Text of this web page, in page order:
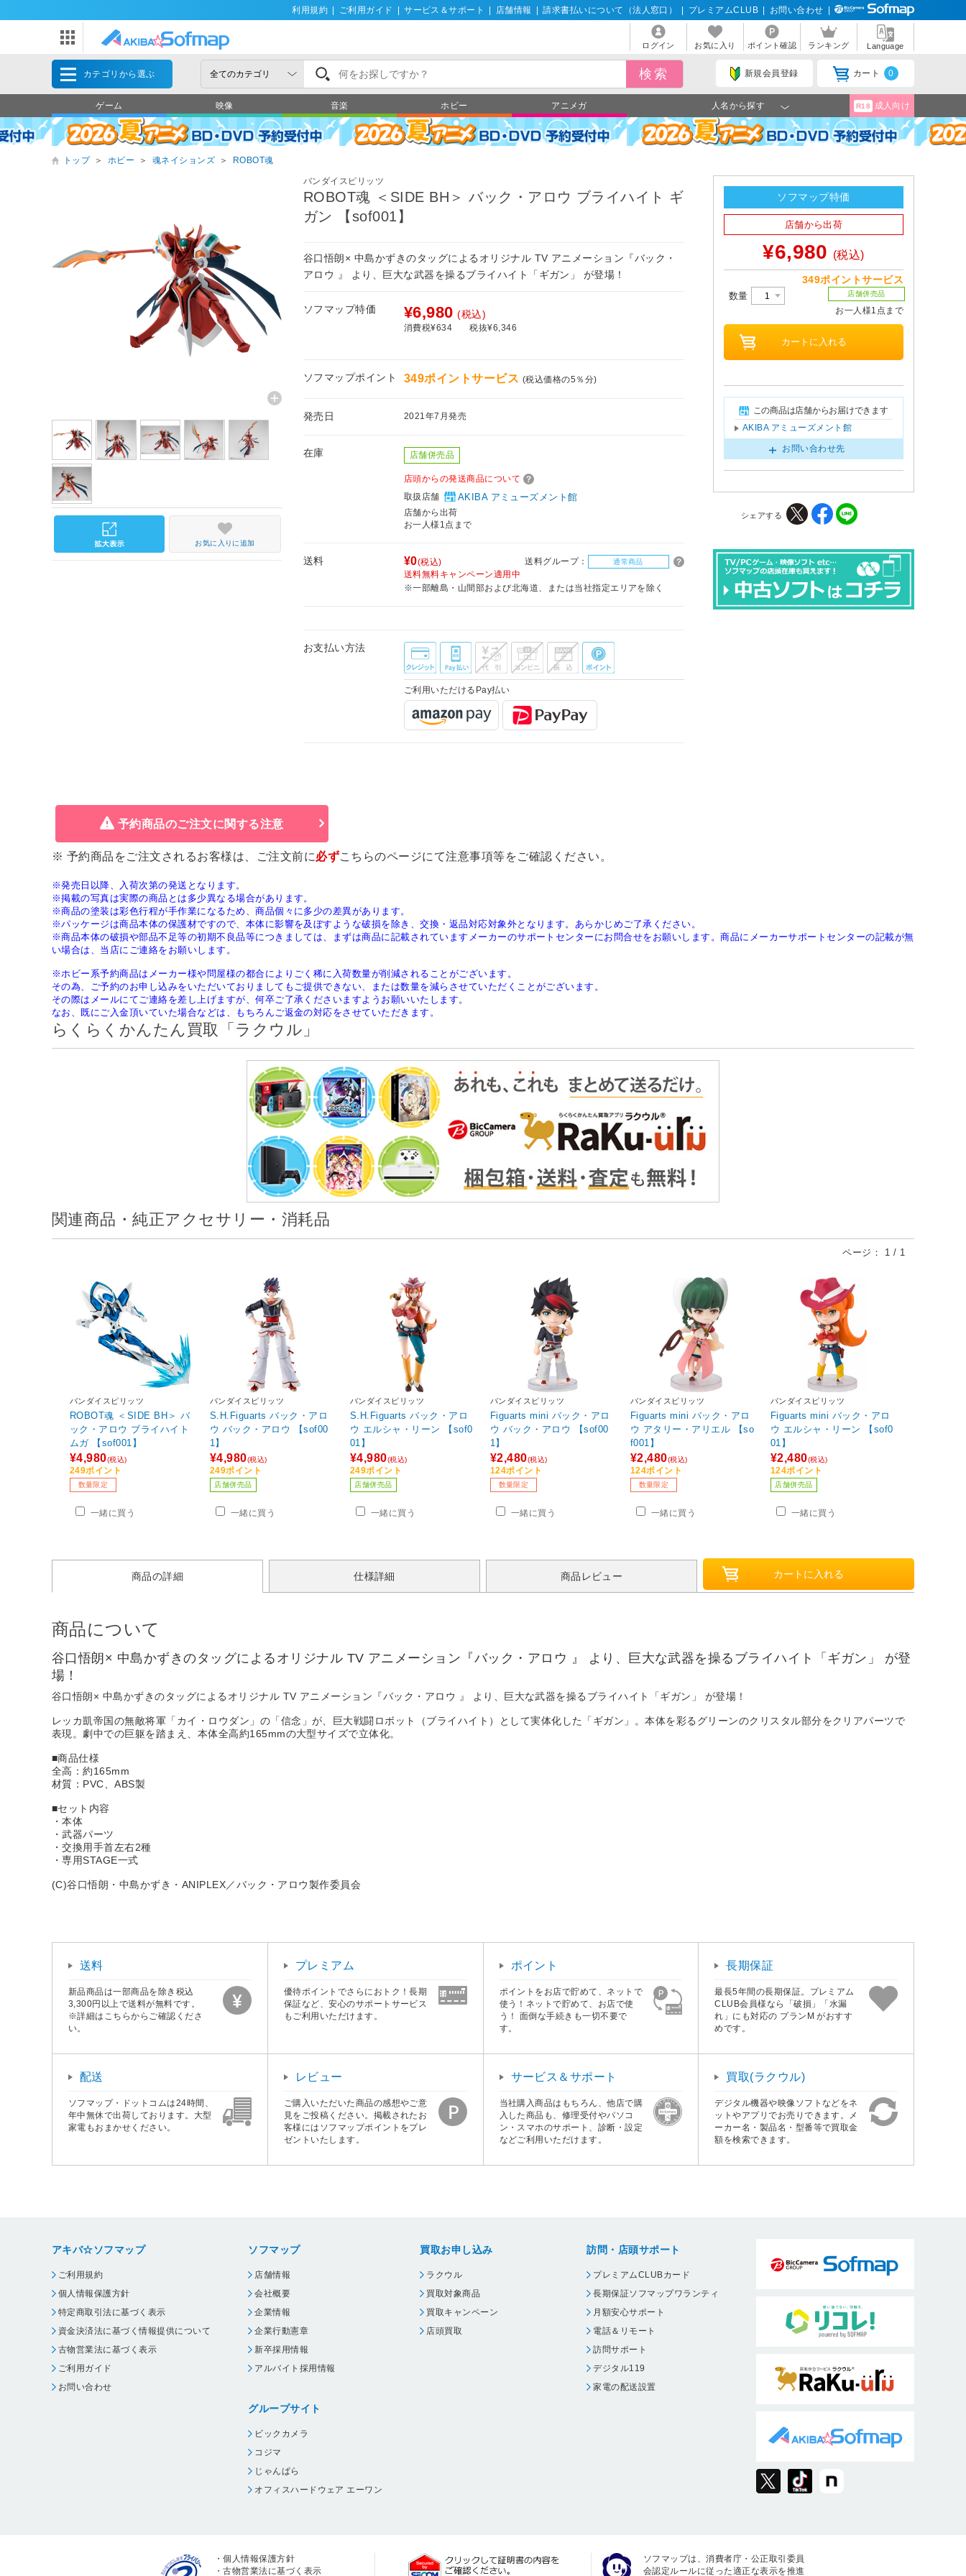
利用規約 ご利用ガイド サービス＆サポート 店舗情報 請求書払いについて（法人窓口） プレミアムCLUB お問い合わせ
ログイン お気に入り ポイント確認 ランキング Language
カテゴリから選ぶ 新規会員登録 カート 0
ゲーム 映像 音楽 ホビー アニメガ 人名から探す R18 成人向け
トップ ＞ ホビー ＞ 魂ネイションズ ＞ ROBOT魂
バンダイスピリッツ
ROBOT魂 ＜SIDE BH＞ バック・アロウ ブライハイト ギ
ガン 【sof001】
谷口悟朗× 中島かずきのタッグによるオリジナル TV アニメーション『バック・
アロウ 』 より、巨大な武器を操るブライハイト「ギガン」 が登場！
ソフマップ特価 ¥6,980 (税込)
消費税¥634 税抜¥6,346
ソフマップポイント 349ポイントサービス (税込価格の5％分)
発売日 2021年7月発売
在庫 店舗併売品
店頭からの発送商品について
取扱店舗
AKIBA アミューズメント館
店舗から出荷
お一人様1点まで
送料 ¥0(税込) 送料グループ： 通常商品
送料無料キャンペーン適用中
※一部離島・山間部および北海道、または当社指定エリアを除く
お支払い方法
ご利用いただけるPay払い
お気に入りに追加
ソフマップ特価
店舗から出荷
¥6,980 (税込)
349ポイントサービス
数量 店舗併売品
お一人様1点まで
この商品は店舗からお届けできます
AKIBA アミューズメント館
お問い合わせ先
シェアする
予約商品のご注文に関する注意
※ 予約商品をご注文されるお客様は、ご注文前に必ずこちらのページにて注意事項等をご確認ください。
※発売日以降、入荷次第の発送となります。
※掲載の写真は実際の商品とは多少異なる場合があります。
※商品の塗装は彩色行程が手作業になるため、商品個々に多少の差異があります。
※パッケージは商品本体の保護材ですので、本体に影響を及ぼすような破損を除き、交換・返品対応対象外となります。あらかじめご了承ください。
※商品本体の破損や部品不足等の初期不良品等につきましては、まずは商品に記載されていますメーカーのサポートセンターにお問合せをお願いします。商品にメーカーサポートセンターの記載が無
い場合は、当店にご連絡をお願いします。
※ホビー系予約商品はメーカー様や問屋様の都合によりごく稀に入荷数量が削減されることがございます。
その為、ご予約のお申し込みをいただいておりましてもご提供できない、または数量を減らさせていただくことがございます。
その際はメールにてご連絡を差し上げますが、何卒ご了承くださいますようお願いいたします。
なお、既にご入金頂いていた場合などは、もちろんご返金の対応をさせていただきます。
らくらくかんたん買取「ラクウル」
関連商品・純正アクセサリー・消耗品
ページ： 1 / 1
バンダイスピリッツ
ROBOT魂 ＜SIDE BH＞ バ
ック・アロウ ブライハイト
ムガ 【sof001】
¥4,980(税込)
249ポイント
数量限定
一緒に買う
バンダイスピリッツ
S.H.Figuarts バック・アロ
ウ バック・アロウ 【sof00
1】
¥4,980(税込)
249ポイント
店舗併売品
一緒に買う
バンダイスピリッツ
S.H.Figuarts バック・アロ
ウ エルシャ・リーン 【sof0
01】
¥4,980(税込)
249ポイント
店舗併売品
一緒に買う
バンダイスピリッツ
Figuarts mini バック・アロ
ウ バック・アロウ 【sof00
1】
¥2,480(税込)
124ポイント
数量限定
一緒に買う
バンダイスピリッツ
Figuarts mini バック・アロ
ウ アタリー・アリエル 【so
f001】
¥2,480(税込)
124ポイント
数量限定
一緒に買う
バンダイスピリッツ
Figuarts mini バック・アロ
ウ エルシャ・リーン 【sof0
01】
¥2,480(税込)
124ポイント
店舗併売品
一緒に買う
商品の詳細 仕様詳細 商品レビュー
商品について
谷口悟朗× 中島かずきのタッグによるオリジナル TV アニメーション『バック・アロウ 』 より、巨大な武器を操るブライハイト「ギガン」 が登
場！
谷口悟朗× 中島かずきのタッグによるオリジナル TV アニメーション『バック・アロウ 』 より、巨大な武器を操るブライハイト「ギガン」 が登場！
レッカ凱帝国の無敵将軍「カイ・ロウダン」の「信念」が、巨大戦闘ロボット（ブライハイト）として実体化した「ギガン」。本体を彩るグリーンのクリスタル部分をクリアパーツで
表現。劇中での巨躯を踏まえ、本体全高約165mmの大型サイズで立体化。
■商品仕様
全高：約165mm
材質：PVC、ABS製
■セット内容
・本体
・武器パーツ
・交換用手首左右2種
・専用STAGE一式
(C)谷口悟朗・中島かずき・ANIPLEX／バック・アロウ製作委員会
送料
新品商品は一部商品を除き税込
3,300円以上で送料が無料です。
※詳細はこちらからご確認くださ
い。
プレミアム
優待ポイントでさらにおトク！長期
保証など、安心のサポートサービス
もご利用いただけます。
ポイント
ポイントをお店で貯めて、ネットで
使う！ネットで貯めて、お店で使
う！ 面倒な手続きも一切不要で
す。
長期保証
最長5年間の長期保証。プレミアム
CLUB会員様なら「破損」「水漏
れ」にも対応の プランM がおすす
めです。
配送
ソフマップ・ドットコムは24時間、
年中無休で出荷しております。大型
家電もおまかせください。
レビュー
ご購入いただいた商品の感想やご意
見をご投稿ください。掲載されたお
客様にはソフマップポイントをプレ
ゼントいたします。
サービス＆サポート
当社購入商品はもちろん、他店で購
入した商品も、修理受付やパソコ
ン・スマホのサポート、診断・設定
などご利用いただけます。
買取(ラクウル)
デジタル機器や映像ソフトなどをネ
ットやアプリでお売りできます。メ
ーカー名・製品名・型番等で買取金
額を検索できます。
アキバ☆ソフマップ
ご利用規約
個人情報保護方針
特定商取引法に基づく表示
資金決済法に基づく情報提供について
古物営業法に基づく表示
ご利用ガイド
お問い合わせ
ソフマップ
店舗情報
会社概要
企業情報
企業行動憲章
新卒採用情報
アルバイト採用情報
グループサイト
ビックカメラ
コジマ
じゃんぱら
オフィスハードウェア エーワン
買取お申し込み
ラクウル
買取対象商品
買取キャンペーン
店頭買取
訪問・店頭サポート
プレミアムCLUBカード
長期保証ソフマップワランティ
月額安心サポート
電話＆リモート
訪問サポート
デジタル119
家電の配送設置
・個人情報保護方針
・古物営業法に基づく表示
ソフマップは、消費者庁・公正取引委員
会認定ルールに従った適正な表示を推進